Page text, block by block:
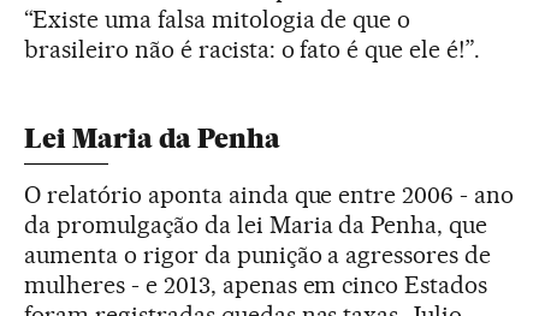
“Existe uma falsa mitologia de que o
brasileiro não é racista: o fato é que ele é!”.
Lei Maria da Penha
O relatório aponta ainda que entre 2006 - ano
da promulgação da lei Maria da Penha, que
aumenta o rigor da punição a agressores de
mulheres - e 2013, apenas em cinco Estados